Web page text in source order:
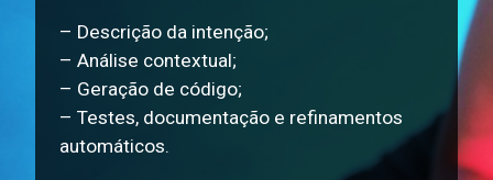
– Descrição da intenção;
– Análise contextual;
– Geração de código;
– Testes, documentação e refinamentos
automáticos.